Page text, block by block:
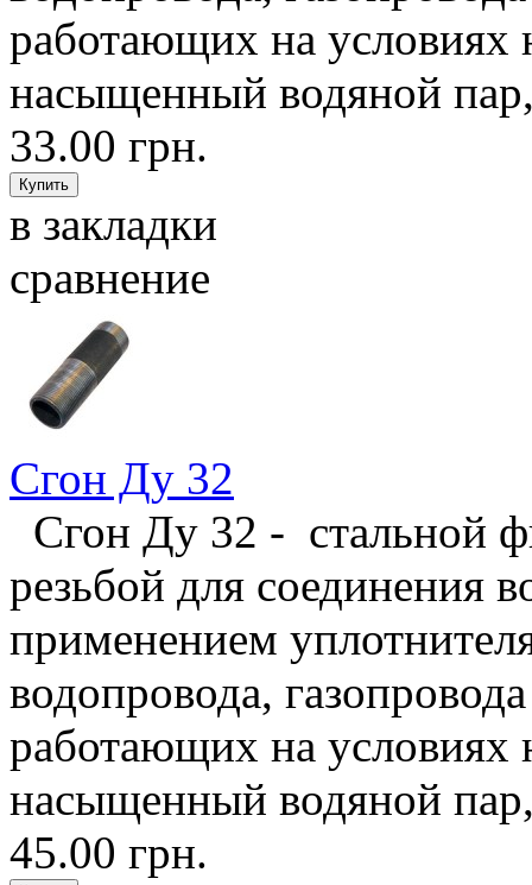
работающих на условиях
насыщенный водяной
33.00 грн.
в закладки
сравнение
Сгон Ду 32
Сгон Ду 32 - стальной
резьбой для соединения
применением
водопровода,
работающих на условиях
насыщенный водяной
45.00 грн.